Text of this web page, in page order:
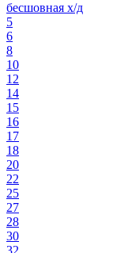
бесшовная х/д
5
6
8
10
12
14
15
16
17
18
20
22
25
27
28
30
32